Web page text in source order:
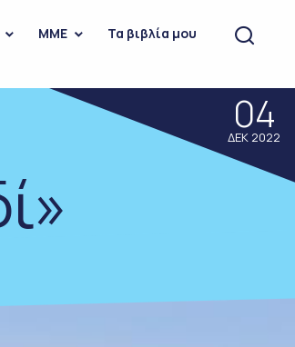
ΜΜΕ Τα βιβλία μου
04
ΔΕΚ 2022